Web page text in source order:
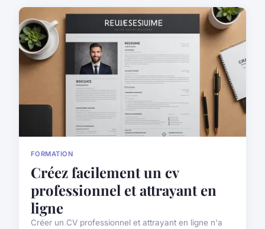
FORMATION
Créez facilement un cv
professionnel et attrayant en
ligne
Créer un CV professionnel et attrayant en ligne n'a